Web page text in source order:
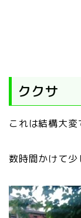
ククサ
これは結構大変
数時間かけて少